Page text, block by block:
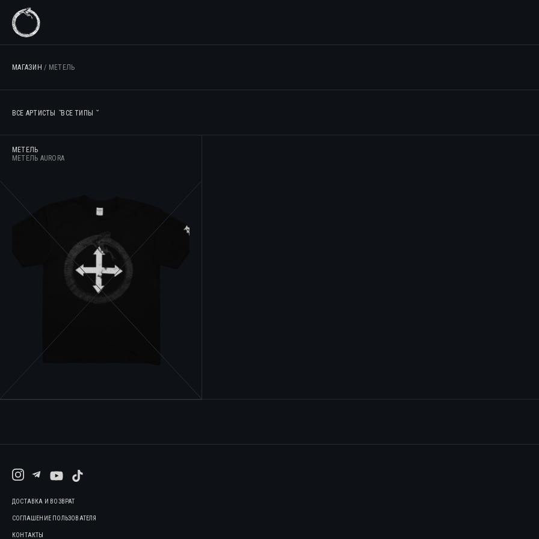
МАГАЗИН / МЕТЕЛЬ
МЕТЕЛЬ
МЕТЕЛЬ AURORA
ДОСТАВКА И ВОЗВРАТ
СОГЛАШЕНИЕ ПОЛЬЗОВАТЕЛЯ
КОНТАКТЫ